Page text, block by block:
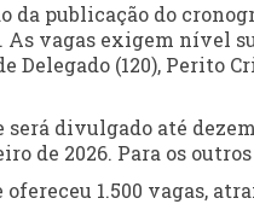
da publicação do
vagas exigem nível
Delegado (120), Perito
divulgado até
de 2026. Para os
ofereceu 1.500 vagas,